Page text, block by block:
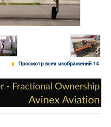
Просмотр всех изображений 14